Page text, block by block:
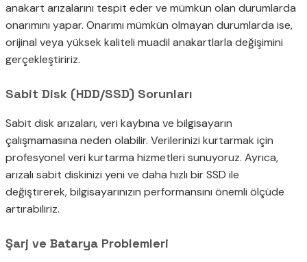
anakart arızalarını tespit eder ve mümkün olan durumlarda
onarımını yapar. Onarımı mümkün olmayan durumlarda ise,
orijinal veya yüksek kaliteli muadil anakartlarla değişimini
gerçekleştiririz.
Sabit Disk (HDD/SSD) Sorunları
Sabit disk arızaları, veri kaybına ve bilgisayarın
çalışmamasına neden olabilir. Verilerinizi kurtarmak için
profesyonel veri kurtarma hizmetleri sunuyoruz. Ayrıca,
arızalı sabit diskinizi yeni ve daha hızlı bir SSD ile
değiştirerek, bilgisayarınızın performansını önemli ölçüde
artırabiliriz.
Şarj ve Batarya Problemleri